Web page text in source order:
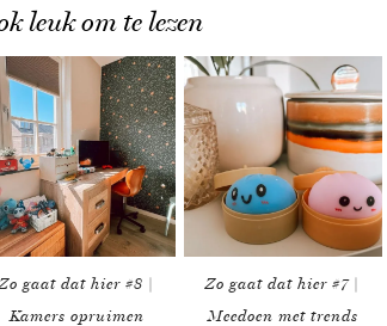
leuk om te lezen
Zo gaat dat hier #8 |
Kamers opruimen
Zo gaat dat hier #7 |
Meedoen met trends